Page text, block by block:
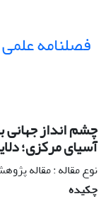
فصلنامه
چشم انداز
آسیای مرکزی؛
نوع مقاله : مقاله
چکیده